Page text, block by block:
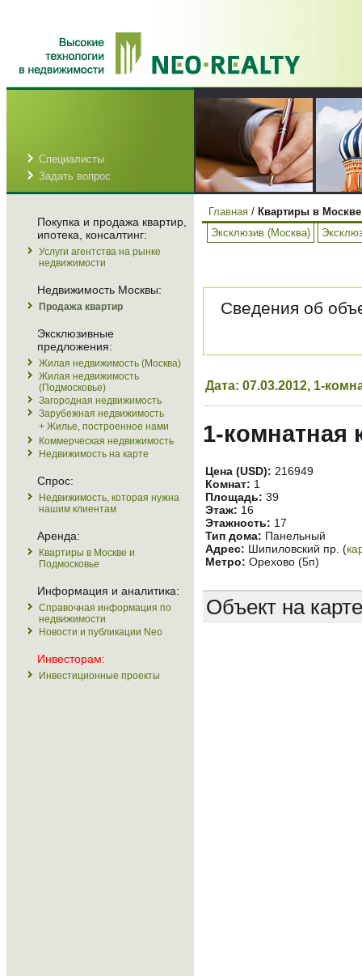
Специалисты
Задать вопрос
Покупка и продажа квартир,
ипотека, консалтинг:
Услуги агентства на рынке
недвижимости
Недвижимость Москвы:
Продажа квартир
Эксклюзивные
предложения:
Жилая недвижимость (Москва)
Жилая недвижимость
(Подмосковье)
Загородная недвижимость
Зарубежная недвижимость
+ Жилье, построенное нами
Коммерческая недвижимость
Недвижимость на карте
Спрос:
Недвижимость, которая нужна
нашим клиентам
Аренда:
Квартиры в Москве и
Подмосковье
Информация и аналитика:
Справочная информация по
недвижимости
Новости и публикации Neo
Инвесторам:
Инвестиционные проекты
Главная / Квартиры в
Эксклюзив (Москва)
Сведения об
Дата: 07.03.2012, 1-
1-комнатная
Цена (USD): 216949
Комнат: 1
Площадь: 39
Этаж: 16
Этажность: 17
Тип дома: Панельный
Адрес: Шипиловский пр. (
Метро: Орехово (5п)
Объект на карте